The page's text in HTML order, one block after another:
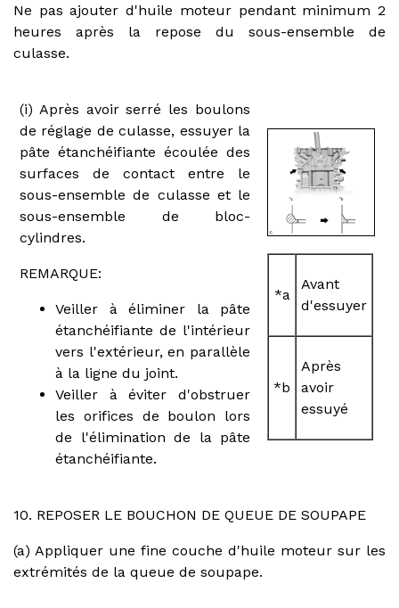
Ne pas ajouter d'huile moteur pendant minimum 2
heures après la repose du sous-ensemble de
culasse.
(i) Après avoir serré les boulons
de réglage de culasse, essuyer la
pâte étanchéifiante écoulée des
surfaces de contact entre le
sous-ensemble de culasse et le
sous-ensemble de bloc-
cylindres.
REMARQUE:
Veiller à éliminer la pâte
étanchéifiante de l'intérieur
vers l'extérieur, en parallèle
à la ligne du joint.
Veiller à éviter d'obstruer
les orifices de boulon lors
de l'élimination de la pâte
étanchéifiante.
*a
Avant
d'essuyer
*b
Après
avoir
essuyé
10. REPOSER LE BOUCHON DE QUEUE DE SOUPAPE
(a) Appliquer une fine couche d'huile moteur sur les
extrémités de la queue de soupape.